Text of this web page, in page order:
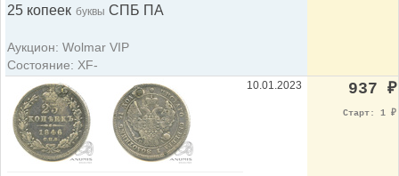
25 копеек буквы СПБ ПА
Аукцион: Wolmar VIP
Состояние: XF-
10.01.2023 937 ₽
Старт: 1 ₽